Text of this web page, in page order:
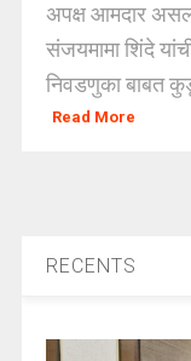
अपक्ष आमदार
संजयमामा शिंदे
निवडणुका बाबत
Read More
RECENTS